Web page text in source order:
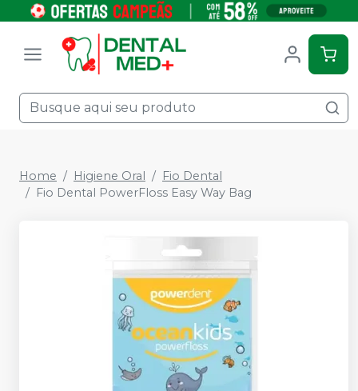
Home Higiene Oral
Fio Dental
Fio Dental PowerFloss Easy Way Bag